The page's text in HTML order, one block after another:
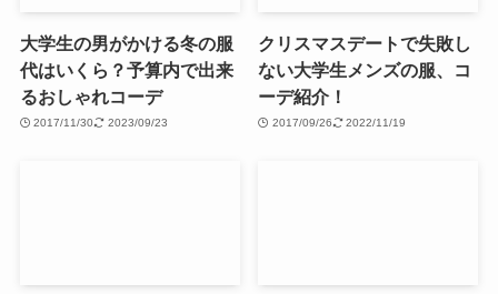
大学生の男がかける冬の服
代はいくら？予算内で出来
るおしゃれコーデ
2017/11/30 2023/09/23
クリスマスデートで失敗し
ない大学生メンズの服、コ
ーデ紹介！
2017/09/26 2022/11/19